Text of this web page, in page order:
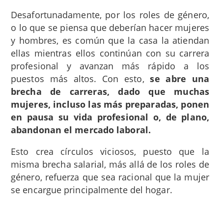
Desafortunadamente, por los roles de género,
o lo que se piensa que deberían hacer mujeres
y hombres, es común que la casa la atiendan
ellas mientras ellos continúan con su carrera
profesional y avanzan más rápido a los
puestos más altos. Con esto,se abre una
brecha de carreras, dado que muchas
mujeres, incluso las más preparadas, ponen
en pausa su vida profesional o, de plano,
abandonan el mercado laboral.
Esto crea círculos viciosos, puesto que la
misma brecha salarial, más allá de los roles de
género, refuerza que sea racional que la mujer
se encargue principalmente del hogar.